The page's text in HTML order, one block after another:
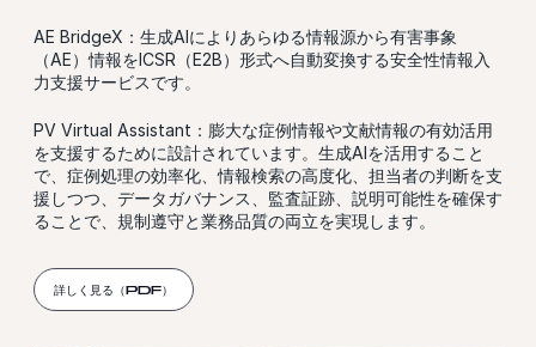
AE BridgeX：生成AIによりあらゆる情報源から有害事象
（AE）情報をICSR（E2B）形式へ自動変換する安全性情報入
力支援サービスです。
PV Virtual Assistant：膨大な症例情報や文献情報の有効活用
を支援するために設計されています。生成AIを活用すること
で、症例処理の効率化、情報検索の高度化、担当者の判断を支
援しつつ、データガバナンス、監査証跡、説明可能性を確保す
ることで、規制遵守と業務品質の両立を実現します。
詳しく見る（PDF）